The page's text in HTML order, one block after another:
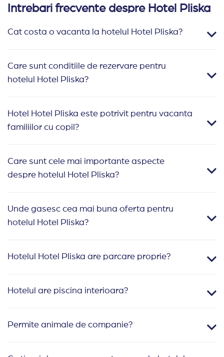
Intrebari frecvente despre Hotel Pliska
Cat costa o vacanta la hotelul Hotel Pliska?
Care sunt conditiile de rezervare pentru
hotelul Hotel Pliska?
Hotel Hotel Pliska este potrivit pentru vacanta
familiilor cu copil?
Care sunt cele mai importante aspecte
despre hotelul Hotel Pliska?
Unde gasesc cea mai buna oferta pentru
hotelul Hotel Pliska?
Hotelul Hotel Pliska are parcare proprie?
Hotelul are piscina interioara?
Permite animale de companie?